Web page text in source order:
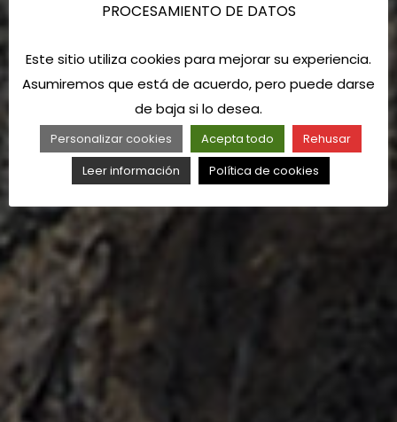
PROCESAMIENTO DE DATOS
Este sitio utiliza cookies para mejorar su experiencia.
Asumiremos que está de acuerdo, pero puede darse
de baja si lo desea.
Personalizar cookies Acepta todo
Rehusar
Leer información
Política de cookies